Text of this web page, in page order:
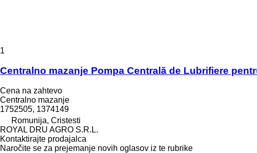
1
Centralno mazanje Pompa Centrală de Lubrifiere
Cena na zahtevo
Centralno mazanje
1752505, 1374149
Romunija, Cristesti
ROYAL DRU AGRO S.R.L.
Kontaktirajte prodajalca
Naročite se za prejemanje novih oglasov iz te rubrike